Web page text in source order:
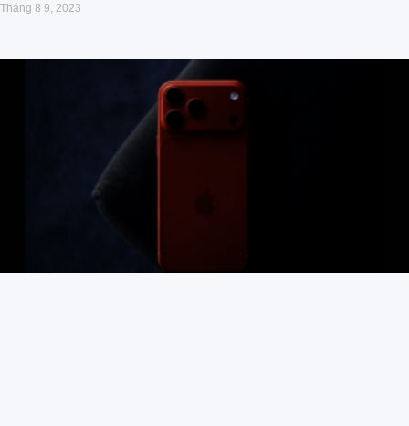
Tháng 8 9, 2023